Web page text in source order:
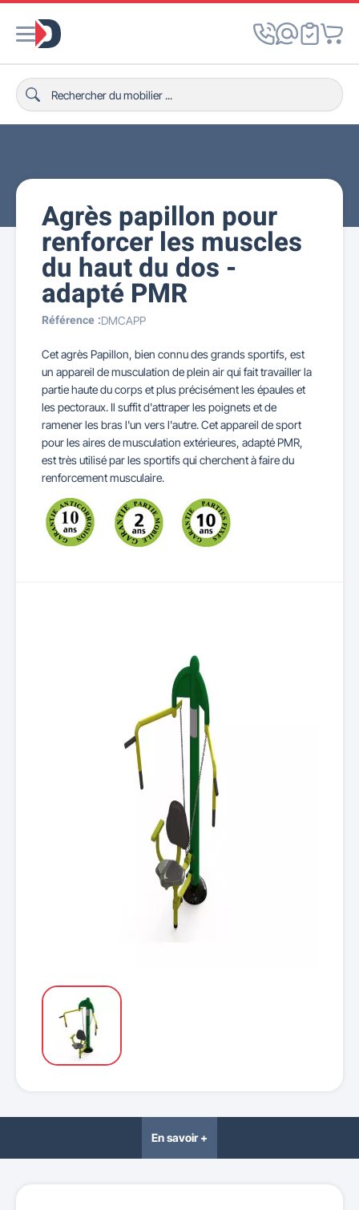
Agrès papillon pour
renforcer les muscles
du haut du dos -
adapté PMR
Référence :DMCAPP
Cet agrès Papillon, bien connu des grands sportifs, est
un appareil de musculation de plein airqui fait travailler la
partie haute du corps et plus précisément les épaules et
les pectoraux. Il suffit d'attraper les poignets et de
ramener les bras l'un vers l'autre. Cet appareil de sport
pour lesaires de musculation extérieures, adapté PMR,
est très utilisé par les sportifs qui cherchent à faire du
renforcement musculaire.
En savoir +